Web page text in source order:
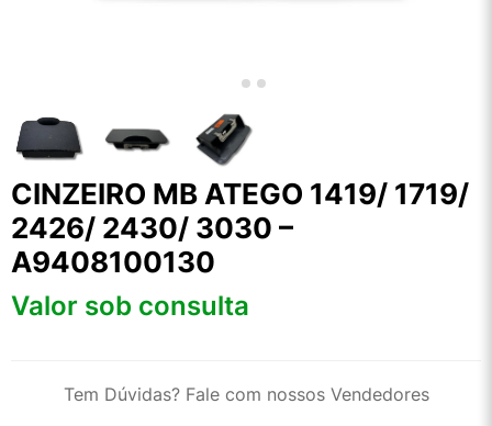
CINZEIRO MB ATEGO 1419/ 1719/
2426/ 2430/ 3030 –
A9408100130
Valor sob consulta
Tem Dúvidas? Fale com nossos Vendedores